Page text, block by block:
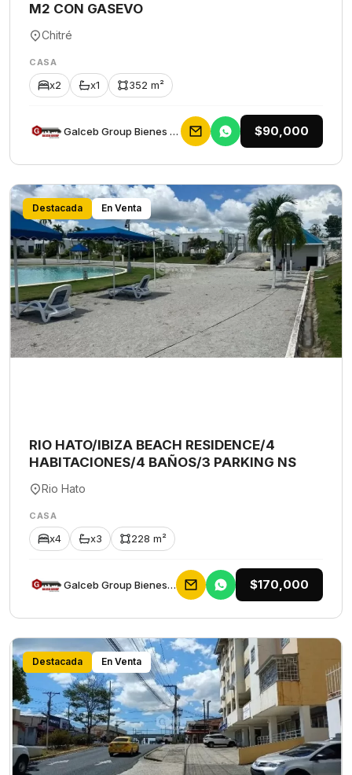
M2 CON GASEVO
Chitré
CASA
x2 x1 352 m²
Galceb Group Bienes Raices $90,000
Destacada En Venta
RIO HATO/IBIZA BEACH RESIDENCE/4
HABITACIONES/4 BAÑOS/3 PARKING NS
Rio Hato
CASA
x4 x3 228 m²
Galceb Group Bienes Raices $170,000
Destacada En Venta